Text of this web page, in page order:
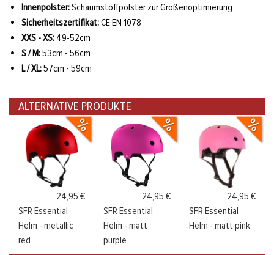
Innenpolster:Schaumstoffpolster zur Größenoptimierung
Sicherheitszertifikat:CE EN 1078
XXS - XS: 49-52cm
S / M:53cm - 56cm
L / XL:57cm - 59cm
ALTERNATIVE PRODUKTE
24,95 €
SFR Essential
Helm - metallic
red
24,95 €
SFR Essential
Helm - matt
purple
24,95 €
SFR Essential
Helm - matt pink